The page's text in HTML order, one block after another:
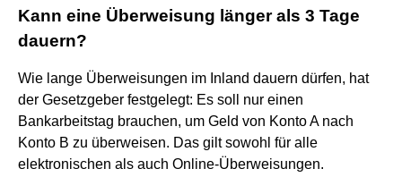
Kann eine Überweisung länger als 3 Tage
dauern?
Wie lange Überweisungen im Inland dauern dürfen, hat
der Gesetzgeber festgelegt: Es soll nur einen
Bankarbeitstag brauchen, um Geld von Konto A nach
Konto B zu überweisen. Das gilt sowohl für alle
elektronischen als auch Online-Überweisungen.